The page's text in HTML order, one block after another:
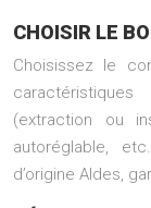
CHOISIR LE
Choisissez le
(extraction ou
autoréglable,
d’origine Aldes,